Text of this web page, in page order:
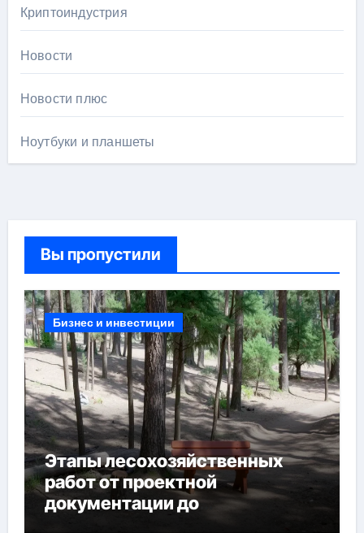
Криптоиндустрия
Новости
Новости плюс
Ноутбуки и планшеты
Вы пропустили
Бизнес и инвестиции
Этапы лесохозяйственных
работ от проектной
документации до